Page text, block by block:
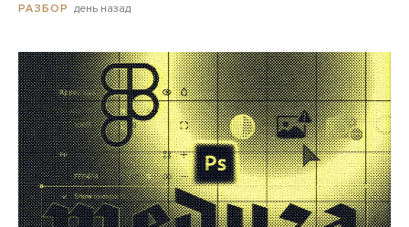
РАЗБОР день назад